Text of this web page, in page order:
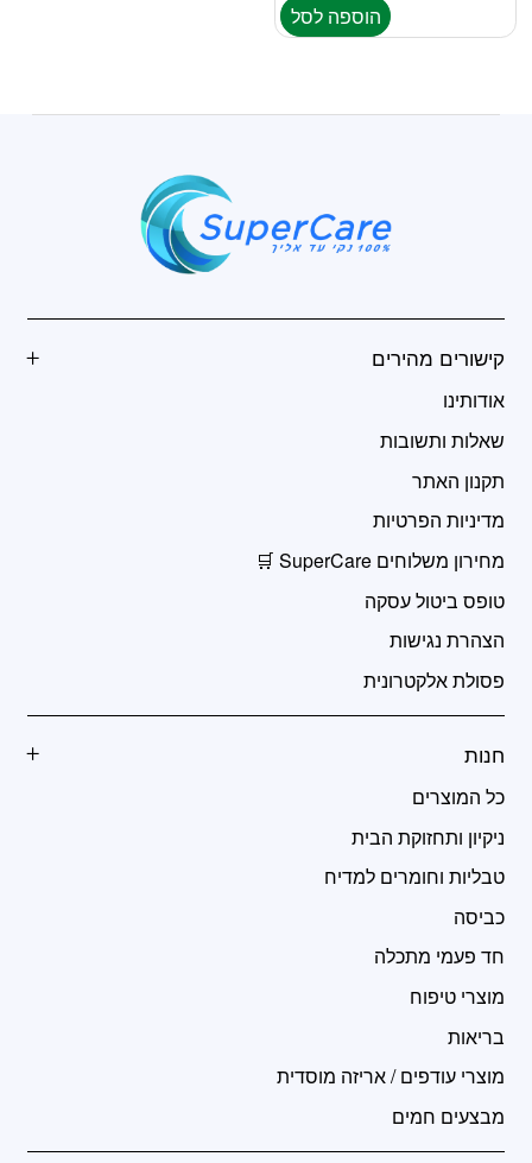
הוספה לסל
קישורים מהירים
אודותינו
שאלות ותשובות
תקנון האתר
מדיניות הפרטיות
מחירון משלוחים SuperCare 🛒
טופס ביטול עסקה
הצהרת נגישות
פסולת אלקטרונית
חנות
כל המוצרים
ניקיון ותחזוקת הבית
טבליות וחומרים למדיח
כביסה
חד פעמי מתכלה
מוצרי טיפוח
בריאות
מוצרי עודפים / אריזה מוסדית
מבצעים חמים